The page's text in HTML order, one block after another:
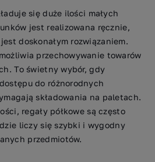
się duże ilości małych
jest realizowana ręcznie,
jest doskonałym rozwiązaniem.
przechowywanie towarów
To świetny wybór, gdy
do różnorodnych
składowania na paletach.
regały półkowe są często
liczy się szybki i wygodny
przedmiotów.